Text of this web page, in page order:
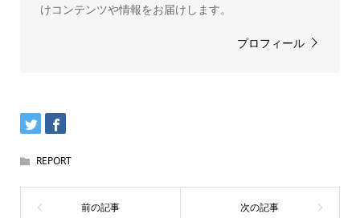
けコンテンツや情報をお届けします。
プロフィール
REPORT